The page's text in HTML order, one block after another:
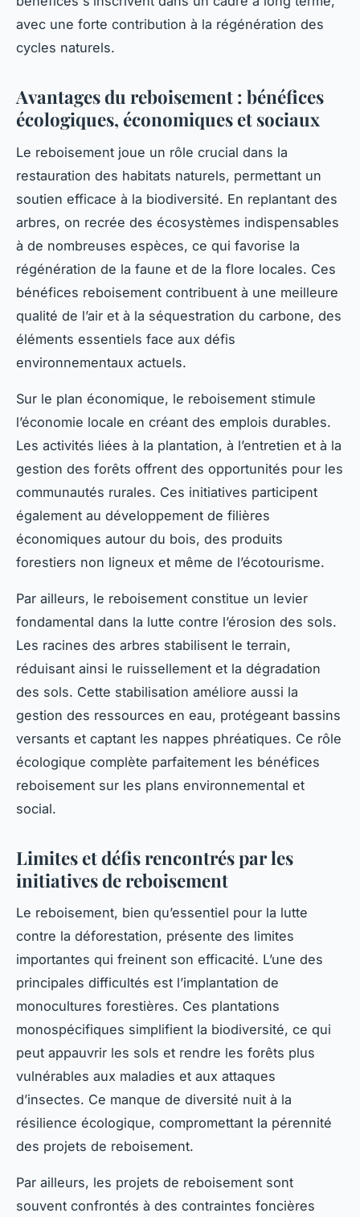
avec une forte contribution à la régénération des
cycles naturels.
Avantages du reboisement : bénéfices
écologiques, économiques et sociaux
Le reboisement joue un rôle crucial dans la
restauration des habitats naturels, permettant un
soutien efficace à la biodiversité. En replantant des
arbres, on recrée des écosystèmes indispensables
à de nombreuses espèces, ce qui favorise la
régénération de la faune et de la flore locales. Ces
bénéfices reboisement contribuent à une meilleure
qualité de l’air et à la séquestration du carbone, des
éléments essentiels face aux défis
environnementaux actuels.
Sur le plan économique, le reboisement stimule
l’économie locale en créant des emplois durables.
Les activités liées à la plantation, à l’entretien et à la
gestion des forêts offrent des opportunités pour les
communautés rurales. Ces initiatives participent
également au développement de filières
économiques autour du bois, des produits
forestiers non ligneux et même de l’écotourisme.
Par ailleurs, le reboisement constitue un levier
fondamental dans la lutte contre l’érosion des sols.
Les racines des arbres stabilisent le terrain,
réduisant ainsi le ruissellement et la dégradation
des sols. Cette stabilisation améliore aussi la
gestion des ressources en eau, protégeant bassins
versants et captant les nappes phréatiques. Ce rôle
écologique complète parfaitement les bénéfices
reboisement sur les plans environnemental et
social.
Limites et défis rencontrés par les
initiatives de reboisement
Le reboisement, bien qu’essentiel pour la lutte
contre la déforestation, présente des limites
importantes qui freinent son efficacité. L’une des
principales difficultés est l’implantation de
monocultures forestières. Ces plantations
monospécifiques simplifient la biodiversité, ce qui
peut appauvrir les sols et rendre les forêts plus
vulnérables aux maladies et aux attaques
d’insectes. Ce manque de diversité nuit à la
résilience écologique, compromettant la pérennité
des projets de reboisement.
Par ailleurs, les projets de reboisement sont
souvent confrontés à des contraintes foncières